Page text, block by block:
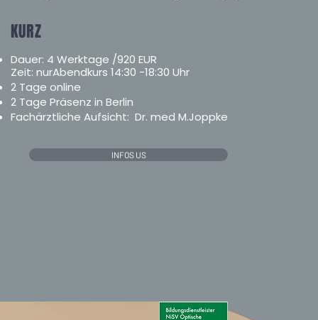
KURZ
Dauer: 4 Werktage /920 EUR
Zeit: nurAbendkurs 14:30 -18:30 Uhr
2 Tage online
2 Tage Präsenz in Berlin
Fachärztliche Aufsicht: Dr. med M.Joppke
INFOS US